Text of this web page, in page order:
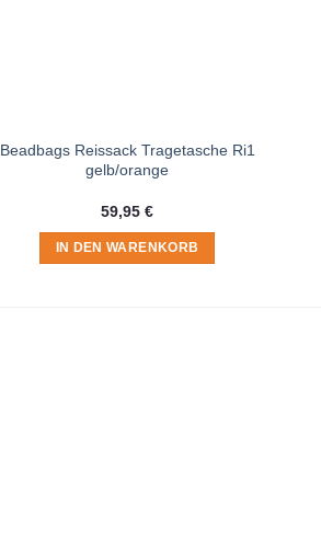
Beadbags Reissack Tragetasche Ri1
gelb/orange
59,95 €
IN DEN WARENKORB